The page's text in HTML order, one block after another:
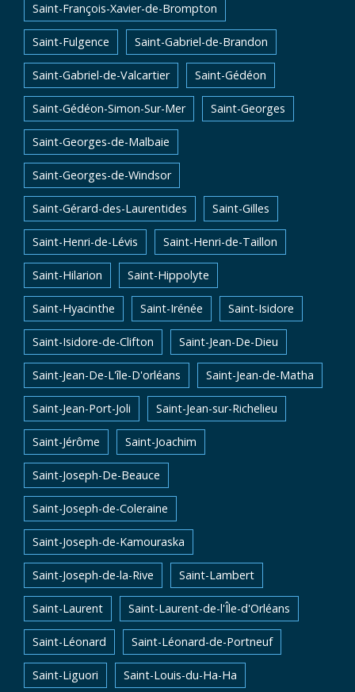
Saint-François-Xavier-de-Brompton
Saint-Fulgence Saint-Gabriel-de-Brandon
Saint-Gabriel-de-Valcartier Saint-Gédéon
Saint-Gédéon-Simon-Sur-Mer Saint-Georges
Saint-Georges-de-Malbaie
Saint-Georges-de-Windsor
Saint-Gérard-des-Laurentides Saint-Gilles
Saint-Henri-de-Lévis Saint-Henri-de-Taillon
Saint-Hilarion Saint-Hippolyte
Saint-Hyacinthe Saint-Irénée Saint-Isidore
Saint-Isidore-de-Clifton Saint-Jean-De-Dieu
Saint-Jean-De-L'île-D'orléans Saint-Jean-de-Matha
Saint-Jean-Port-Joli Saint-Jean-sur-Richelieu
Saint-Jérôme Saint-Joachim
Saint-Joseph-De-Beauce
Saint-Joseph-de-Coleraine
Saint-Joseph-de-Kamouraska
Saint-Joseph-de-la-Rive Saint-Lambert
Saint-Laurent Saint-Laurent-de-l'Île-d'Orléans
Saint-Léonard Saint-Léonard-de-Portneuf
Saint-Liguori Saint-Louis-du-Ha-Ha